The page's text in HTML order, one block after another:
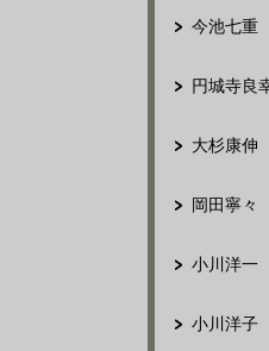
今池七重
円城寺良
大杉康伸
岡田寧々
小川洋一
小川洋子